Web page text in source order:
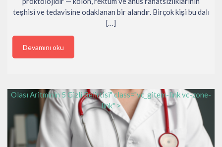
teşhisi ve tedavisine odaklanan bir alandır. Birçok kişi bu dalı
[…]
Devamını oku
Olası Aritminin 5 Gizli Belirtisi" class="vc_gitem-link vc-zone-
link" >